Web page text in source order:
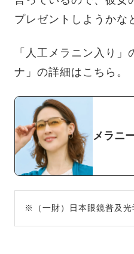
プレゼントしようかな
「人工メラニン入り
ナ」の詳細はこちら。
メラニ
※（一財）日本眼鏡普及光